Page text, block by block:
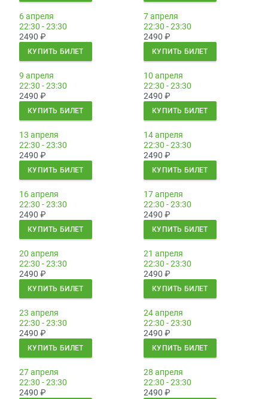
6 апреля
22:30 - 23:30
2490 ₽
КУПИТЬ БИЛЕТ
7 апреля
22:30 - 23:30
2490 ₽
КУПИТЬ БИЛЕТ
9 апреля
22:30 - 23:30
2490 ₽
КУПИТЬ БИЛЕТ
10 апреля
22:30 - 23:30
2490 ₽
КУПИТЬ БИЛЕТ
13 апреля
22:30 - 23:30
2490 ₽
КУПИТЬ БИЛЕТ
14 апреля
22:30 - 23:30
2490 ₽
КУПИТЬ БИЛЕТ
16 апреля
22:30 - 23:30
2490 ₽
КУПИТЬ БИЛЕТ
17 апреля
22:30 - 23:30
2490 ₽
КУПИТЬ БИЛЕТ
20 апреля
22:30 - 23:30
2490 ₽
КУПИТЬ БИЛЕТ
21 апреля
22:30 - 23:30
2490 ₽
КУПИТЬ БИЛЕТ
23 апреля
22:30 - 23:30
2490 ₽
КУПИТЬ БИЛЕТ
24 апреля
22:30 - 23:30
2490 ₽
КУПИТЬ БИЛЕТ
27 апреля
22:30 - 23:30
2490 ₽
28 апреля
22:30 - 23:30
2490 ₽